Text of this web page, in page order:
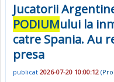
Jucatorii
PODIUMului la
catre Spania. Au
presa
publicat 2026-07-20 10:00:12 (